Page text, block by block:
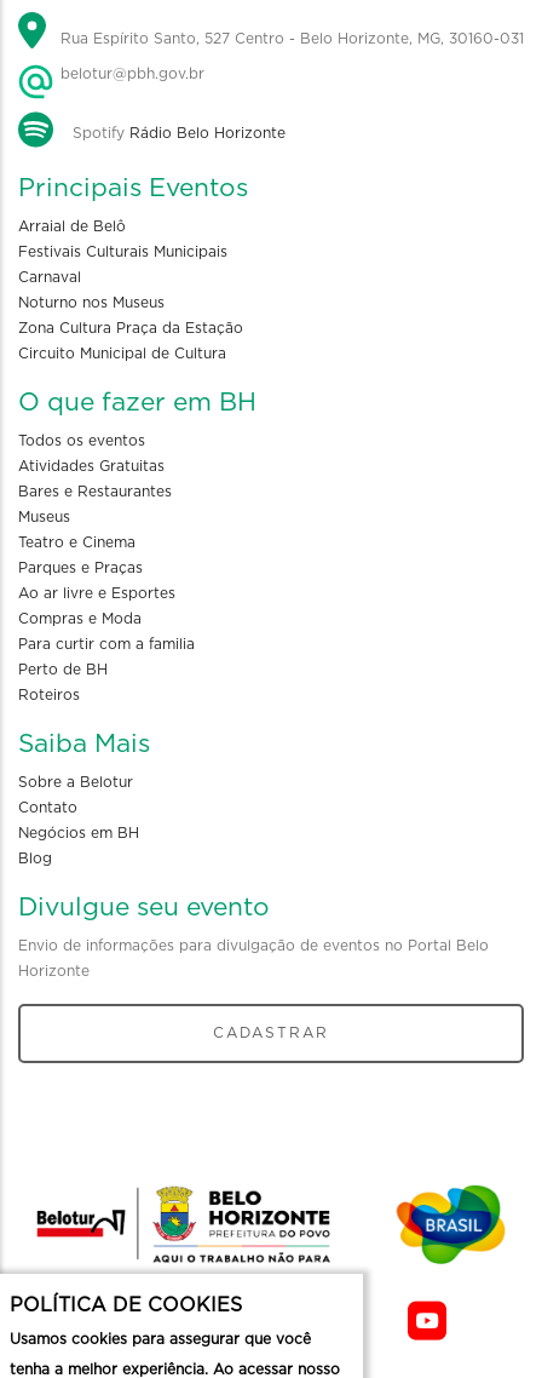
Rua Espírito Santo, 527 Centro - Belo Horizonte, MG, 30160-031
belotur@pbh.gov.br
Spotify Rádio Belo Horizonte
Principais Eventos
Arraial de Belô
Festivais Culturais Municipais
Carnaval
Noturno nos Museus
Zona Cultura Praça da Estação
Circuito Municipal de Cultura
O que fazer em BH
Todos os eventos
Atividades Gratuitas
Bares e Restaurantes
Museus
Teatro e Cinema
Parques e Praças
Ao ar livre e Esportes
Compras e Moda
Para curtir com a familia
Perto de BH
Roteiros
Saiba Mais
Sobre a Belotur
Contato
Negócios em BH
Blog
Divulgue seu evento
Envio de informações para divulgação de eventos no Portal Belo
Horizonte
CADASTRAR
POLÍTICA DE COOKIES
Usamos cookies para assegurar que você
tenha a melhor experiência. Ao acessar nosso